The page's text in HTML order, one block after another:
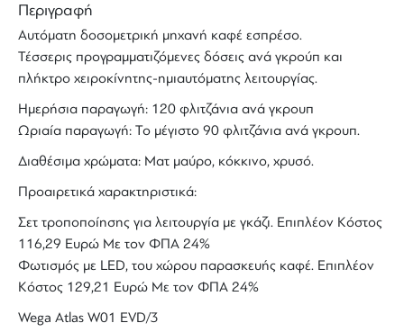
Περιγραφή
Αυτόματη δοσομετρική μηχανή καφέ εσπρέσο.
Τέσσερις προγραμματιζόμενες δόσεις ανά γκρούπ και
πλήκτρο χειροκίνητης-ημιαυτόματης λειτουργίας.
Ημερήσια παραγωγή: 120 φλιτζάνια ανά γκρουπ
Ωριαία παραγωγή: Το μέγιστο 90 φλιτζάνια ανά γκρουπ.
Διαθέσιμα χρώματα: Ματ μαύρο, κόκκινο, χρυσό.
Προαιρετικά χαρακτηριστικά:
Σετ τροποποίησης για λειτουργία με γκάζι. Επιπλέον Κόστος
116,29 Ευρώ Με τον ΦΠΑ 24%
Φωτισμός με LED, του χώρου παρασκευής καφέ. Επιπλέον
Κόστος 129,21 Ευρώ Με τον ΦΠΑ 24%
Wega Atlas W01 EVD/3